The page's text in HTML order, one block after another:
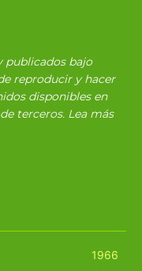
publicados bajo
reproducir y hacer
disponibles en
terceros. Lea más
1966